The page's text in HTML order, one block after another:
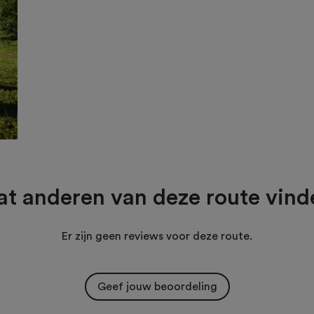
anderen van deze route
Er zijn geen reviews voor deze route.
Geef jouw beoordeling